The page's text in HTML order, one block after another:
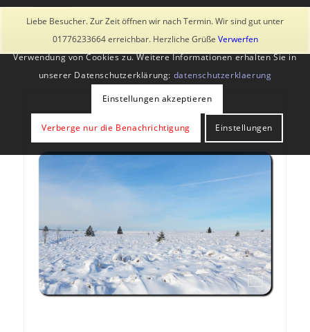
Liebe Besucher. Zur Zeit öffnen wir nach Termin. Wir sind gut unter
01776233664 erreichbar. Herzliche Grüße Verwerfen
Diese Seite verwendet Cookies und ähnliche Technologien, auch
von Drittanbietern. Mit der Weiternutzung der Seite stimmst du der
Verwendung von Cookies zu. Weitere Informationen erhalten Sie in
unserer Datenschutzerklärung: datenschutzerklaerung
Einstellungen akzeptieren
Verberge nur die Benachrichtigung Einstellungen